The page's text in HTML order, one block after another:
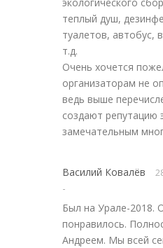
теплый душ,
туалетов, автобус,
т.д.
Очень хочется
организаторам не
ведь выше
создают репутацию
замечательным
Василий Ковалёв
-
Был на Урале-2018.
понравилось.
Андреем. Мы всей